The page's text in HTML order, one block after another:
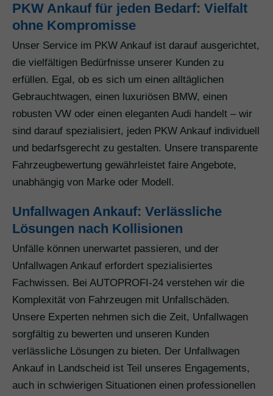
PKW Ankauf für jeden Bedarf: Vielfalt
ohne Kompromisse
Unser Service im PKW Ankauf ist darauf ausgerichtet,
die vielfältigen Bedürfnisse unserer Kunden zu
erfüllen. Egal, ob es sich um einen alltäglichen
Gebrauchtwagen, einen luxuriösen BMW, einen
robusten VW oder einen eleganten Audi handelt – wir
sind darauf spezialisiert, jeden PKW Ankauf individuell
und bedarfsgerecht zu gestalten. Unsere transparente
Fahrzeugbewertung gewährleistet faire Angebote,
unabhängig von Marke oder Modell.
Unfallwagen Ankauf: Verlässliche
Lösungen nach Kollisionen
Unfälle können unerwartet passieren, und der
Unfallwagen Ankauf erfordert spezialisiertes
Fachwissen. Bei AUTOPROFI-24 verstehen wir die
Komplexität von Fahrzeugen mit Unfallschäden.
Unsere Experten nehmen sich die Zeit, Unfallwagen
sorgfältig zu bewerten und unseren Kunden
verlässliche Lösungen zu bieten. Der Unfallwagen
Ankauf in Landscheid ist Teil unseres Engagements,
auch in schwierigen Situationen einen professionellen